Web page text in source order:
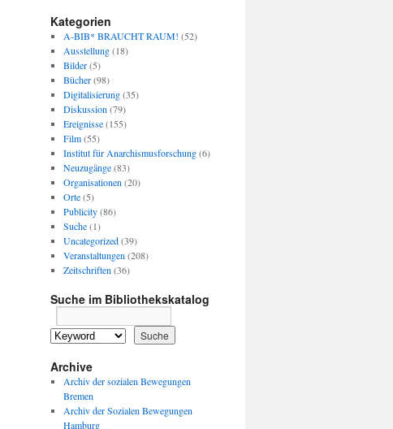
Kategorien
A-BIB* BRAUCHT RAUM! (52)
Ausstellung(18)
Bilder(5)
Bücher(98)
Digitalisierung(35)
Diskussion(79)
Ereignisse(155)
Film(55)
Institut für Anarchismusforschung(6)
Neuzugänge(83)
Organisationen(20)
Orte(5)
Publicity(86)
Suche(1)
Uncategorized(39)
Veranstaltungen(208)
Zeitschriften(36)
Suche im Bibliothekskatalog
Archive
Archiv der sozialen Bewegungen
Bremen
Archiv der Sozialen Bewegungen
Hamburg